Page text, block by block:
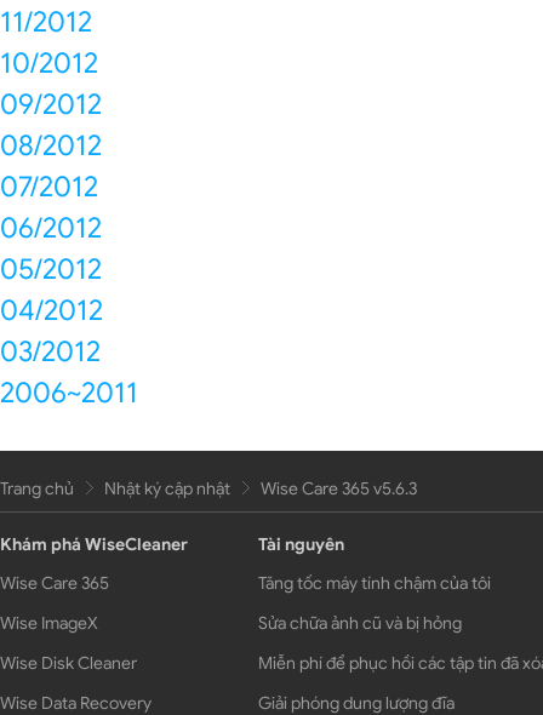
11/2012
10/2012
09/2012
08/2012
07/2012
06/2012
05/2012
04/2012
03/2012
2006~2011
Trang chủ Nhật ký cập nhật Wise Care 365 v5.6.3
Khám phá WiseCleaner
Wise Care 365
Wise ImageX
Wise Disk Cleaner
Wise Data Recovery
Tài nguyên
Tăng tốc máy tính chậm của tôi
Sửa chữa ảnh cũ và bị hỏng
Miễn phí để phục hồi các tập tin đã
Giải phóng dung lượng đĩa